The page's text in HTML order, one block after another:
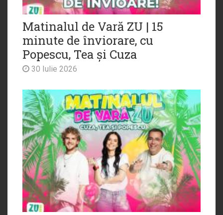
Matinalul de Vară ZU | 15
minute de înviorare, cu
Popescu, Tea și Cuza
30 Iulie 2026